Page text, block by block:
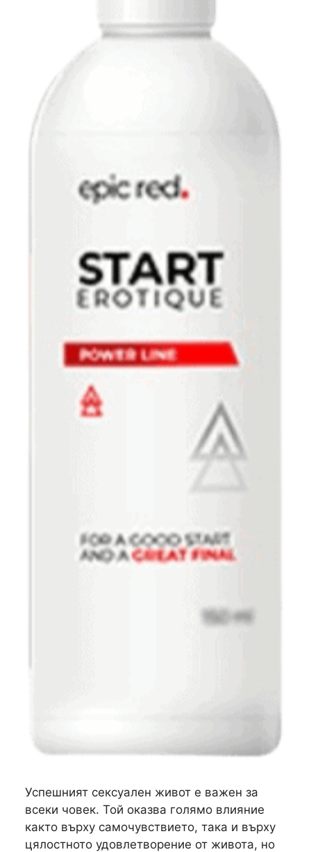
Успешният сексуален живот е важен за
всеки човек. Той оказва голямо влияние
както върху самочувствието, така и върху
цялостното удовлетворение от живота, но